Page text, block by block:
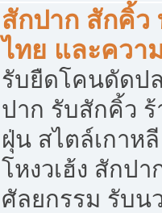
สักปาก สักคิ้
ไทย และควา
รับยืดโคนดัดป
ปาก รับสักคิ้ว
ฝุ่น สไตล์เกาห
โหงวเฮ้ง สักป
ศัลยกรรม รับน